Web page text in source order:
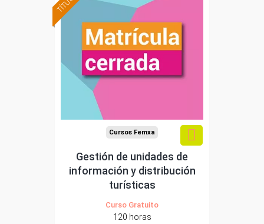
Cursos Femxa
Gestión de unidades de
información y distribución
turísticas
Curso Gratuito
120 horas